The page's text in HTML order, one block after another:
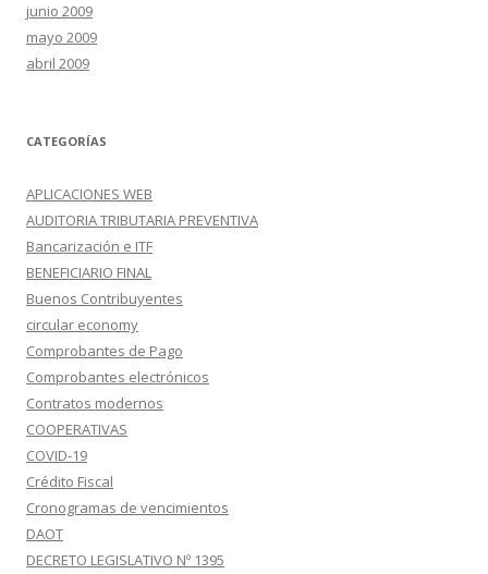
junio 2009
mayo 2009
abril 2009
CATEGORÍAS
APLICACIONES WEB
AUDITORIA TRIBUTARIA PREVENTIVA
Bancarización e ITF
BENEFICIARIO FINAL
Buenos Contribuyentes
circular economy
Comprobantes de Pago
Comprobantes electrónicos
Contratos modernos
COOPERATIVAS
COVID-19
Crédito Fiscal
Cronogramas de vencimientos
DAOT
DECRETO LEGISLATIVO Nº 1395